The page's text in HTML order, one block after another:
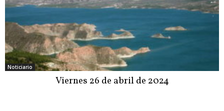
Noticiario
Viernes 26 de abril de 2024